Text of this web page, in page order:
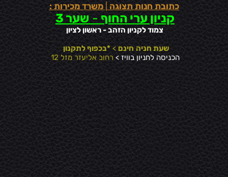
כתובת חנות תצוגה |משרד מכירות :
קניון ערי החוף -שער 3
צמוד לקניון הזהב - ראשון לציון
שעת חניה חינם >*בכפוף לתקנון
הכניסה לחניון בוויז > רחוב אליעזר מזל 12